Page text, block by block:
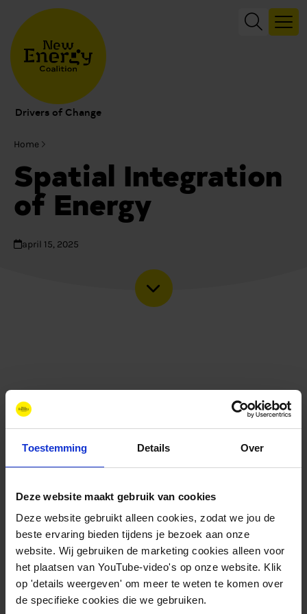
Toestemming Details Over
Deze website maakt gebruik van cookies
Deze website gebruikt alleen cookies, zodat we jou de
beste ervaring bieden tijdens je bezoek aan onze
website. Wij gebruiken de marketing cookies alleen voor
het plaatsen van YouTube-video's op onze website. Klik
op 'details weergeven' om meer te weten te komen over
de specifieke cookies die we gebruiken.
Drivers of Change
Home
Spatial Integration
of Energy
april 15, 2025
Contact
+31 88 11 66 800
info@newenergycoalition.org
Bereikbaarheid
Ma-Do: 8:30-17:00 uur